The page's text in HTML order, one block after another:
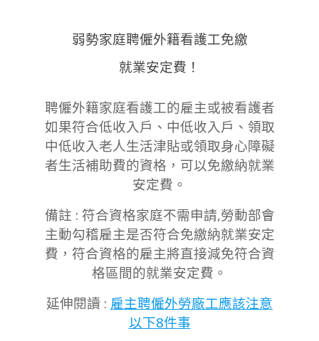
弱勢家庭聘僱外籍看護工免繳
就業安定費！
聘僱外籍家庭看護工的雇主或被看護者
如果符合低收入戶、中低收入戶、領取
中低收入老人生活津貼或領取身心障礙
者生活補助費的資格，可以免繳納就業
安定費。
備註 : 符合資格家庭不需申請,勞動部會
主動勾稽雇主是否符合免繳納就業安定
費，符合資格的雇主將直接減免符合資
格區間的就業安定費。
延伸閱讀 : 雇主聘僱外勞廠工應該注意
以下8件事